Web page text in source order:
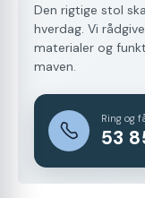
Den rigtige stol
hverdag. Vi
materialer og
maven.
Ring og
53